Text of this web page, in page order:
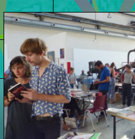
JAP /
Prochainement